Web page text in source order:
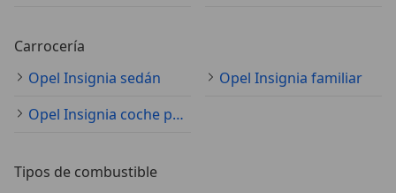
Carrocería
Opel Insignia sedán
Opel Insignia familiar
Opel Insignia coche pequeño
Tipos de combustible